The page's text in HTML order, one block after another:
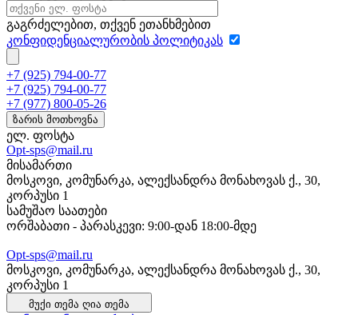
გაგრძელებით, თქვენ ეთანხმებით
კონფიდენციალურობის პოლიტიკას
+7 (925) 794-00-77
+7 (925) 794-00-77
+7 (977) 800-05-26
ზარის მოთხოვნა
ელ. ფოსტა
Opt-sps@mail.ru
მისამართი
მოსკოვი, კომუნარკა, ალექსანდრა მონახოვას ქ., 30,
კორპუსი 1
სამუშაო საათები
ორშაბათი - პარასკევი: 9:00-დან 18:00-მდე
Opt-sps@mail.ru
მოსკოვი, კომუნარკა, ალექსანდრა მონახოვას ქ., 30,
კორპუსი 1
მუქი თემა ღია თემა